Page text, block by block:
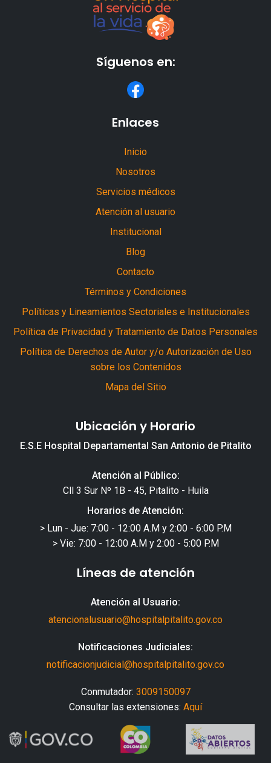
Síguenos en:
Enlaces
Inicio
Nosotros
Servicios médicos
Atención al usuario
Institucional
Blog
Contacto
Términos y Condiciones
Políticas y Lineamientos Sectoriales e Institucionales
Política de Privacidad y Tratamiento de Datos Personales
Política de Derechos de Autor y/o Autorización de Uso
sobre los Contenidos
Mapa del Sitio
Ubicación y Horario
E.S.E Hospital Departamental San Antonio de Pitalito
Atención al Público:
Cll 3 Sur Nº 1B - 45, Pitalito - Huila
Horarios de Atención:
> Lun - Jue: 7:00 - 12:00 A.M y 2:00 - 6:00 P.M
> Vie: 7:00 - 12:00 A.M y 2:00 - 5:00 P.M
Líneas de atención
Atención al Usuario:
atencionalusuario@hospitalpitalito.gov.co
Notificaciones Judiciales:
notificacionjudicial@hospitalpitalito.gov.co
Conmutador: 3009150097
Consultar las extensiones: Aquí